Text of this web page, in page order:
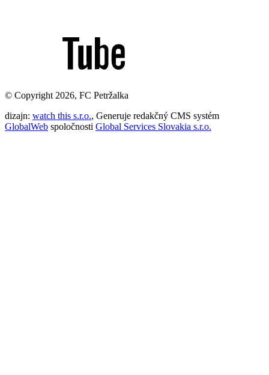
© Copyright 2026, FC Petržalka
dizajn: watch this s.r.o., Generuje redakčný CMS systém
GlobalWeb spoločnosti Global Services Slovakia s.r.o.